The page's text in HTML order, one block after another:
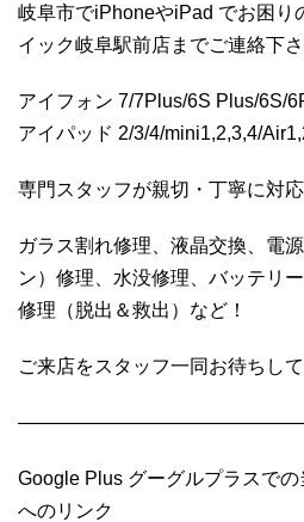
岐阜市でiPhoneやiPad でお困り
イック岐阜駅前店までご連絡下さ
アイフォン 7/7Plus/6S Plus/6S/
アイパッド 2/3/4/mini1,2,3,4/
専門スタッフが親切・丁寧に対
ガラス割れ修理、液晶交換、電
ン）修理、水没修理、バッテリ
修理（脱出＆救出）など！
ご来店をスタッフ一同お待ちし
Google Plus グーグルプラスで
へのリンク